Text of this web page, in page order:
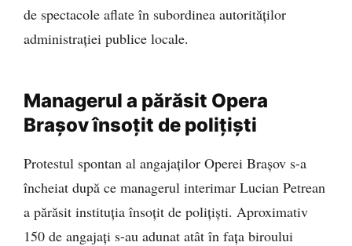
de spectacole aflate în subordinea autorităților
administrației publice locale.
Managerul a părăsit Opera
Brașov însoțit de polițiști
Protestul spontan al angajaților Operei Brașov s-a
încheiat după ce managerul interimar Lucian Petrean
a părăsit instituția însoțit de polițiști. Aproximativ
150 de angajați s-au adunat atât în fața biroului